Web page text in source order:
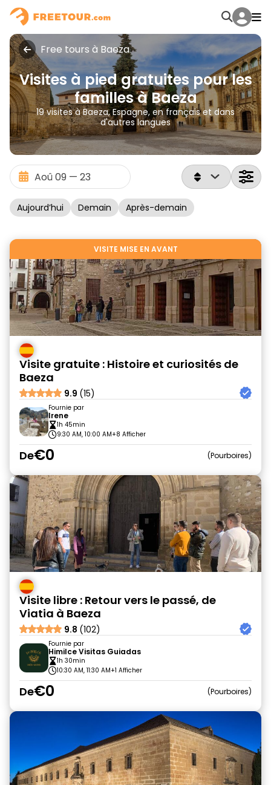
Free tours à Baeza
Visites à pied gratuites pour les
familles à Baeza
19 visites à Baeza, Espagne, en français et dans
d'autres langues
Aujourd’hui Demain Après-demain
VISITE MISE EN AVANT
Visite gratuite : Histoire et curiosités de
Baeza
9.9 (15)
Fournie par
Irene
1h 45min
9:30 AM, 10:00 AM+8 Afficher
De€0 Pourboires
Visite libre : Retour vers le passé, de
Viatia à Baeza
9.8 (102)
Fournie par
Himilce Visitas Guiadas
1h 30min
10:30 AM, 11:30 AM+1 Afficher
De€0 Pourboires